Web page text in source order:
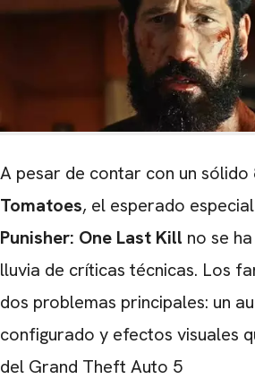
A pesar de contar con un sólido
Tomatoes, el esperado
Punisher: One Last Kill no se
lluvia de críticas técnicas. Los
dos problemas principales: un
configurado y efectos visuales
del Grand Theft Auto 5